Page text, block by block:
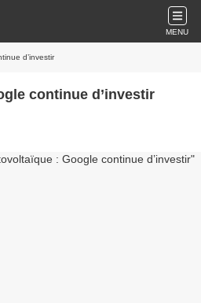
MENU
d’investir
continue d’investir